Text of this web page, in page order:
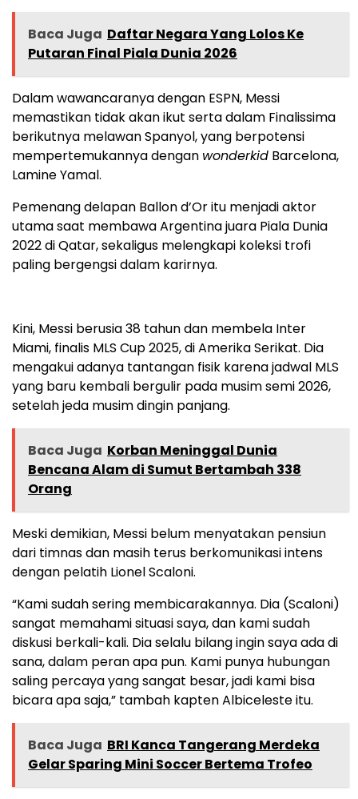
Baca Juga Daftar Negara Yang Lolos Ke
Putaran Final Piala Dunia 2026
Dalam wawancaranya dengan ESPN, Messi
memastikan tidak akan ikut serta dalam Finalissima
berikutnya melawan Spanyol, yang berpotensi
mempertemukannya dengan wonderkid Barcelona,
Lamine Yamal.
Pemenang delapan Ballon d’Or itu menjadi aktor
utama saat membawa Argentina juara Piala Dunia
2022 di Qatar, sekaligus melengkapi koleksi trofi
paling bergengsi dalam karirnya.
Kini, Messi berusia 38 tahun dan membela Inter
Miami, finalis MLS Cup 2025, di Amerika Serikat. Dia
mengakui adanya tantangan fisik karena jadwal MLS
yang baru kembali bergulir pada musim semi 2026,
setelah jeda musim dingin panjang.
Baca Juga Korban Meninggal Dunia
Bencana Alam di Sumut Bertambah 338
Orang
Meski demikian, Messi belum menyatakan pensiun
dari timnas dan masih terus berkomunikasi intens
dengan pelatih Lionel Scaloni.
“Kami sudah sering membicarakannya. Dia (Scaloni)
sangat memahami situasi saya, dan kami sudah
diskusi berkali-kali. Dia selalu bilang ingin saya ada di
sana, dalam peran apa pun. Kami punya hubungan
saling percaya yang sangat besar, jadi kami bisa
bicara apa saja,” tambah kapten Albiceleste itu.
Baca Juga BRI Kanca Tangerang Merdeka
Gelar Sparing Mini Soccer Bertema Trofeo